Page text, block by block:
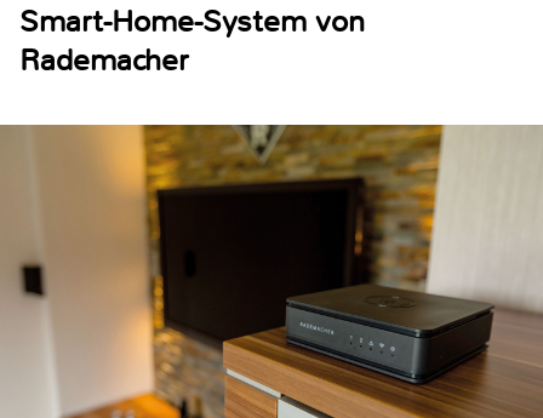
Smart-Home-System von
Rademacher